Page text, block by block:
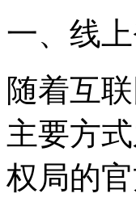
一、线
随着互
主要方
权局的